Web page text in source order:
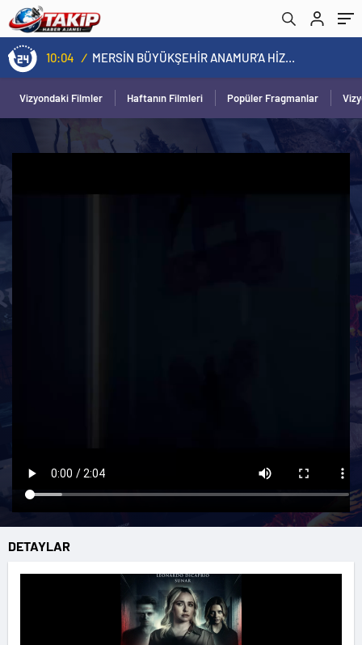
10:04 / MERSİN BÜYÜKŞEHİR ANAMUR’A HİZMETLERİNİ TEK NOKTADAN ULAŞTIRIYOR
Vizyondaki Filmler Haftanın Filmleri Popüler Fragmanlar
DETAYLAR